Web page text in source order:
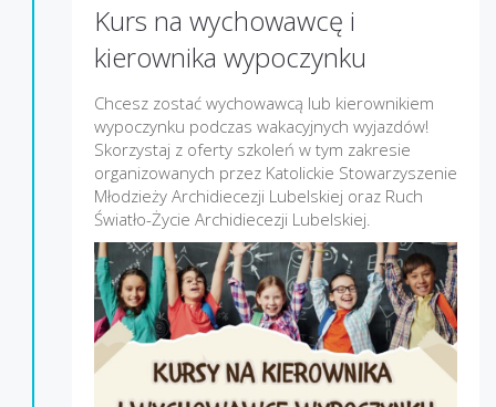
Kurs na wychowawcę i
kierownika wypoczynku
Chcesz zostać wychowawcą lub kierownikiem
wypoczynku podczas wakacyjnych wyjazdów!
Skorzystaj z oferty szkoleń w tym zakresie
organizowanych przez Katolickie Stowarzyszenie
Młodzieży Archidiecezji Lubelskiej oraz Ruch
Światło-Życie Archidiecezji Lubelskiej.